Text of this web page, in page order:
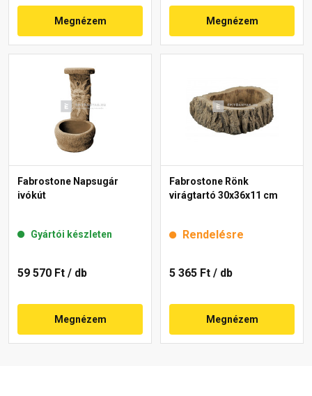
Megnézem Megnézem
Fabrostone Napsugár
ivókút
Gyártói készleten
59 570 Ft / db
Megnézem
Fabrostone Rönk
virágtartó 30x36x11 cm
Rendelésre
5 365 Ft / db
Megnézem